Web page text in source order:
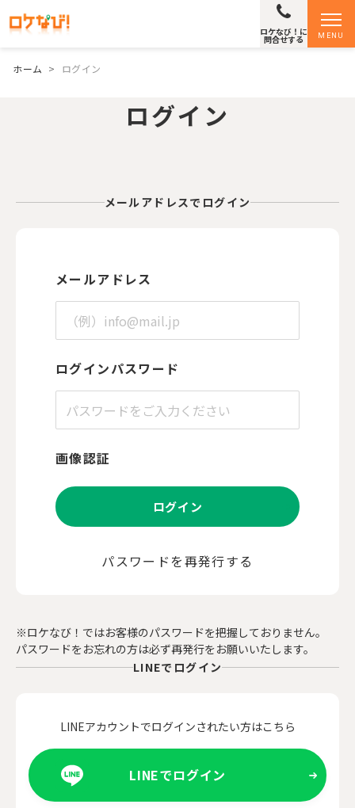
MENU
ロケなび！に
問合せする
ホーム > ログイン
ログイン
メールアドレスでログイン
メールアドレス
ログインパスワード
画像認証
ログイン
パスワードを再発行する
※ロケなび！ではお客様のパスワードを把握しておりません。
パスワードをお忘れの方は必ず再発行をお願いいたします。
LINEでログイン
LINEアカウントでログインされたい方はこちら
LINEでログイン